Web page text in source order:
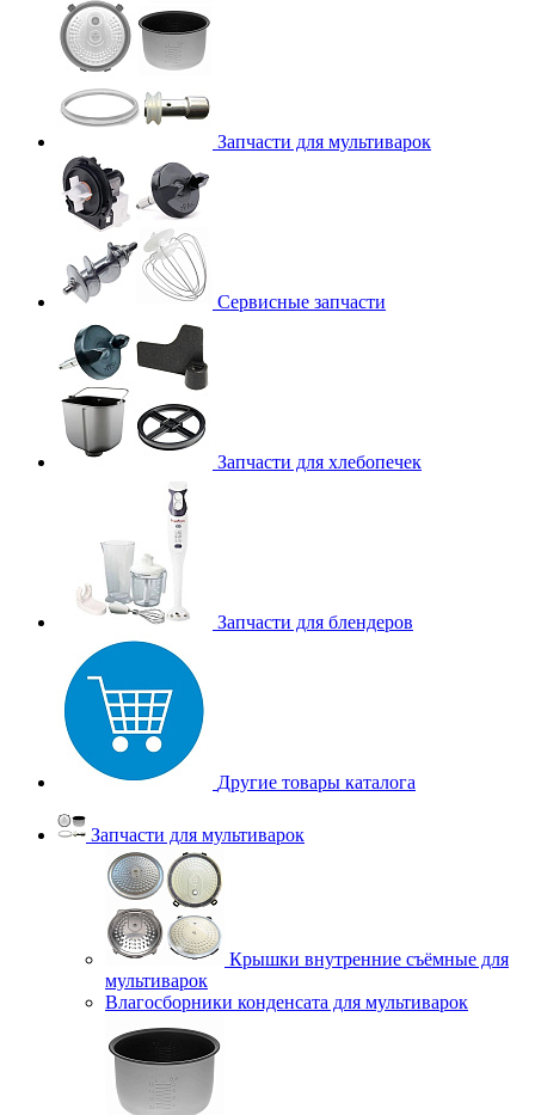
Запчасти для мультиварок
Сервисные запчасти
Запчасти для хлебопечек
Запчасти для блендеров
Другие товары каталога
Запчасти для мультиварок
Крышки внутренние съёмные для
мультиварок
Влагосборники конденсата для мультиварок